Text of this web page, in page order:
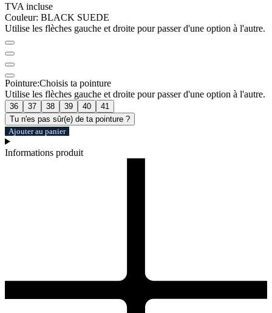
TVA incluse
Couleur: BLACK SUEDE
Utilise les flèches gauche et droite pour passer d'une option à l'autre.
Pointure:Choisis ta pointure
Utilise les flèches gauche et droite pour passer d'une option à l'autre.
36 37 38 39 40
41
Tu n'es pas sûr(e) de ta pointure ?
Ajouter au panier
Informations produit